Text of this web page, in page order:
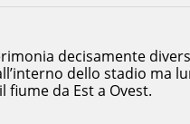
decisamente
dello stadio ma
da Est a Ovest.